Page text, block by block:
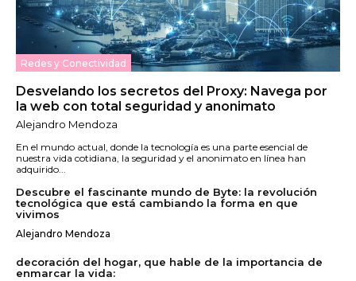
Redes y Conectividad
Desvelando los secretos del Proxy: Navega por
la web con total seguridad y anonimato
Alejandro Mendoza
En el mundo actual, donde la tecnología es una parte esencial de
nuestra vida cotidiana, la seguridad y el anonimato en línea han
adquirido...
Descubre el fascinante mundo de Byte: la revolución
tecnológica que está cambiando la forma en que
vivimos
Alejandro Mendoza
decoración del hogar, que hable de la importancia de
enmarcar la vida: